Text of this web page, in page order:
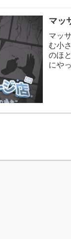
マッ
マッ
む小
のほ
にや